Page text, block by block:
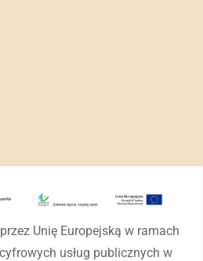
Unię Europejską w ramach
usług publicznych w